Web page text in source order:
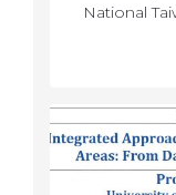
National